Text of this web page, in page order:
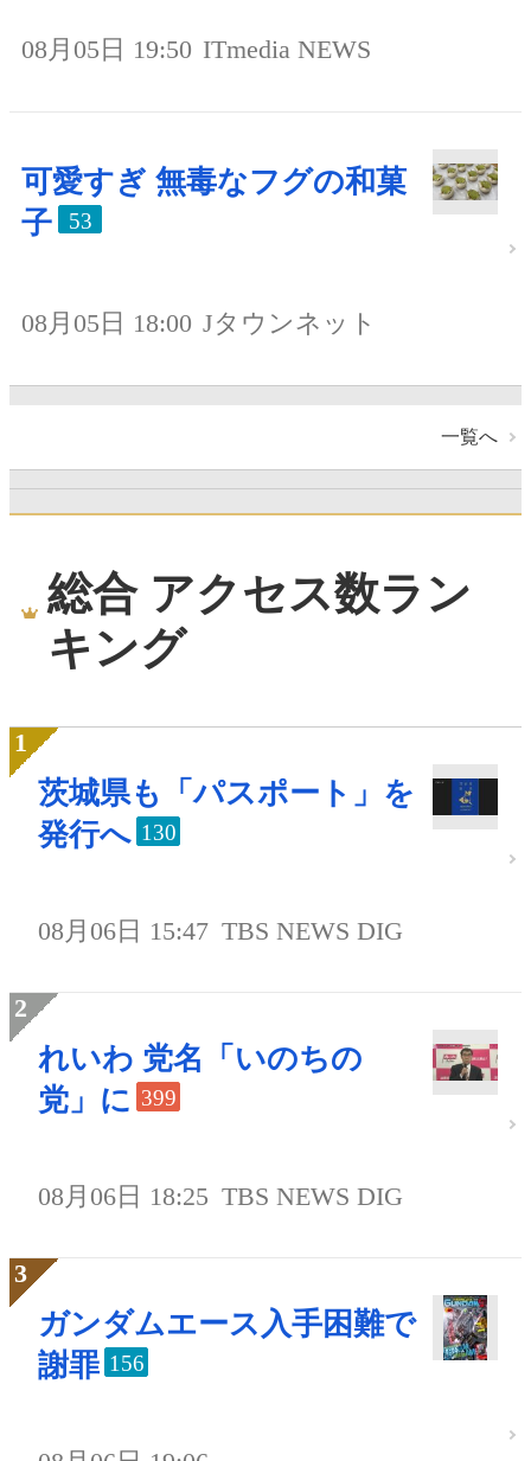
08月05日 19:50 ITmedia NEWS
可愛すぎ 無毒なフグの和菓
子
53
08月05日 18:00 Jタウンネット
一覧へ
総合 アクセス数ラン
キング
茨城県も「パスポート」を
発行へ 130
08月06日 15:47 TBS NEWS DIG
れいわ 党名「いのちの
党」に 399
08月06日 18:25 TBS NEWS DIG
ガンダムエース入手困難で
謝罪 156